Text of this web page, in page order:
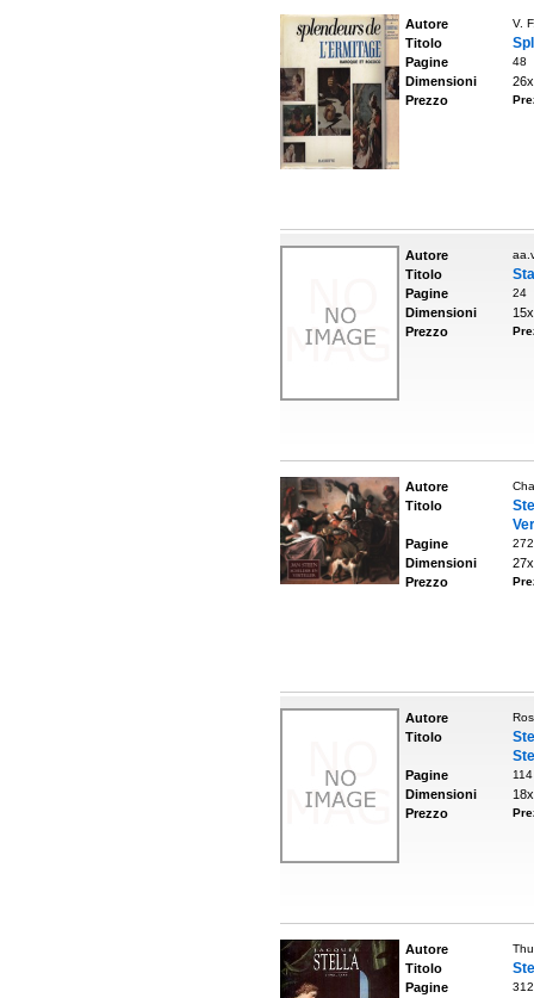
Autore V.
Titolo
Pagine 48
Dimensioni
Prezzo
Autore
Titolo
Pagine 24
Dimensioni
Prezzo
Autore
Titolo
Pagine 272
Dimensioni
Prezzo
Autore
Titolo
Pagine 114
Dimensioni
Prezzo
Autore
Titolo
Pagine 312